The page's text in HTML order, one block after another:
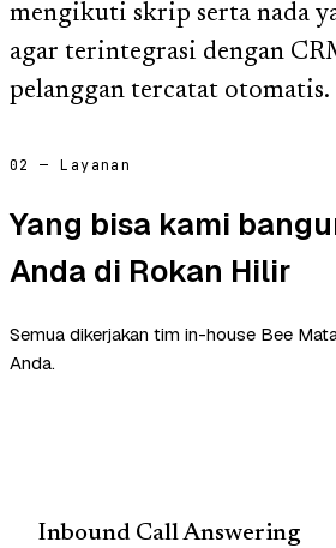
mengikuti skrip serta nada
agar terintegrasi dengan
pelanggan tercatat otomatis.
02 — Layanan
Yang bisa kami
Anda di Rokan Hilir
Semua dikerjakan tim in-house Bee
Anda.
Inbound Call Answering